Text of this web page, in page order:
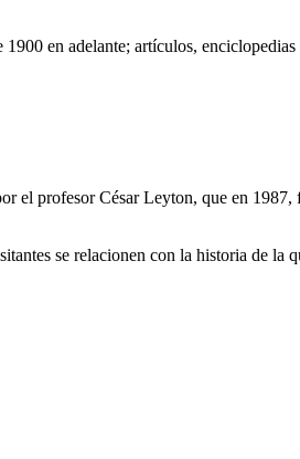
en adelante; artículos,
el profesor César Leyton, que en
se relacionen con la historia de la